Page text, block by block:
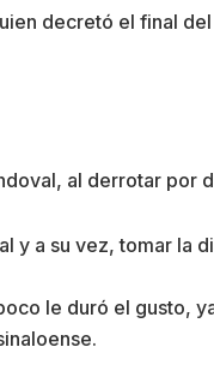
decretó el final
al derrotar por
a su vez, tomar la
le duró el gusto,